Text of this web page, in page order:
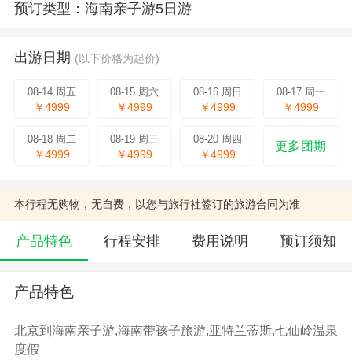
预订类型： 海南亲子游5日游
出游日期 (以下价格为起价)
08-14 周五
￥4999
08-15 周六
￥4999
08-16 周日
￥4999
08-17 周一
￥4999
08-18 周二
￥4999
08-19 周三
￥4999
08-20 周四
￥4999
更多团期
本行程无购物，无自费，以您与旅行社签订的旅游合同为准
产品特色 行程安排 费用说明 预订须知
产品特色
北京到海南亲子游,海南带孩子旅游,亚特兰蒂斯,七仙岭温泉
度假